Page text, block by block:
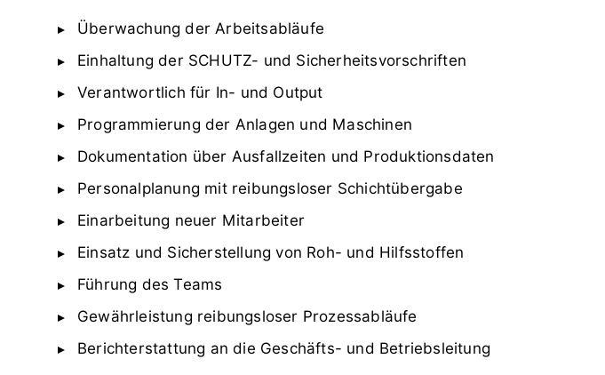
Überwachung der Arbeitsabläufe
Einhaltung der SCHUTZ- und Sicherheitsvorschriften
Verantwortlich für In- und Output
Programmierung der Anlagen und Maschinen
Dokumentation über Ausfallzeiten und Produktionsdaten
Personalplanung mit reibungsloser Schichtübergabe
Einarbeitung neuer Mitarbeiter
Einsatz und Sicherstellung von Roh- und Hilfsstoffen
Führung des Teams
Gewährleistung reibungsloser Prozessabläufe
Berichterstattung an die Geschäfts- und Betriebsleitung